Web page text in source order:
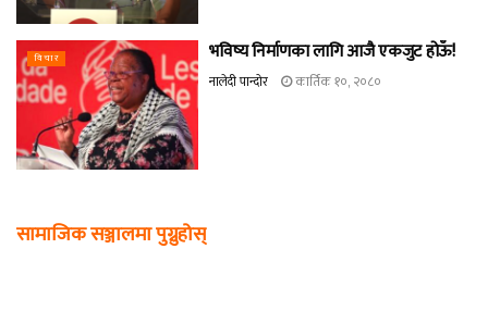
विचार भविष्य निर्माणका लागि आजै एकजुट होऊँ!
नालेदी पान्दोर कार्तिक १०, २०८०
सामाजिक सञ्जालमा पुग्नुहोस्